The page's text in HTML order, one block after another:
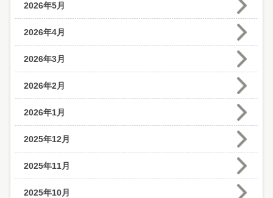
2026年5月
2026年4月
2026年3月
2026年2月
2026年1月
2025年12月
2025年11月
2025年10月